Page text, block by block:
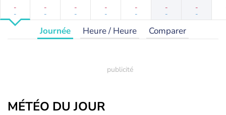
-
-
-
-
-
-
-
-
-
-
-
-
-
-
Journée Heure / Heure Comparer
MÉTÉO DU JOUR